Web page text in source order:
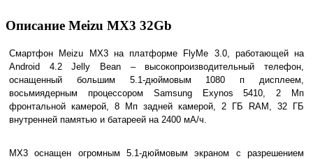
Описание Meizu MX3 32Gb
Смартфон Meizu MX3 на платформе FlyMe 3.0, работающей на
Android 4.2 Jelly Bean – высокопроизводительный телефон,
оснащенный большим 5.1-дюймовым 1080 п дисплеем,
восьмиядерным процессором Samsung Exynos 5410, 2 Мп
фронтальной камерой, 8 Мп задней камерой, 2 ГБ RAM, 32 ГБ
внутренней памятью и батареей на 2400 мА/ч.
MX3 оснащен огромным 5.1-дюймовым экраном с разрешением